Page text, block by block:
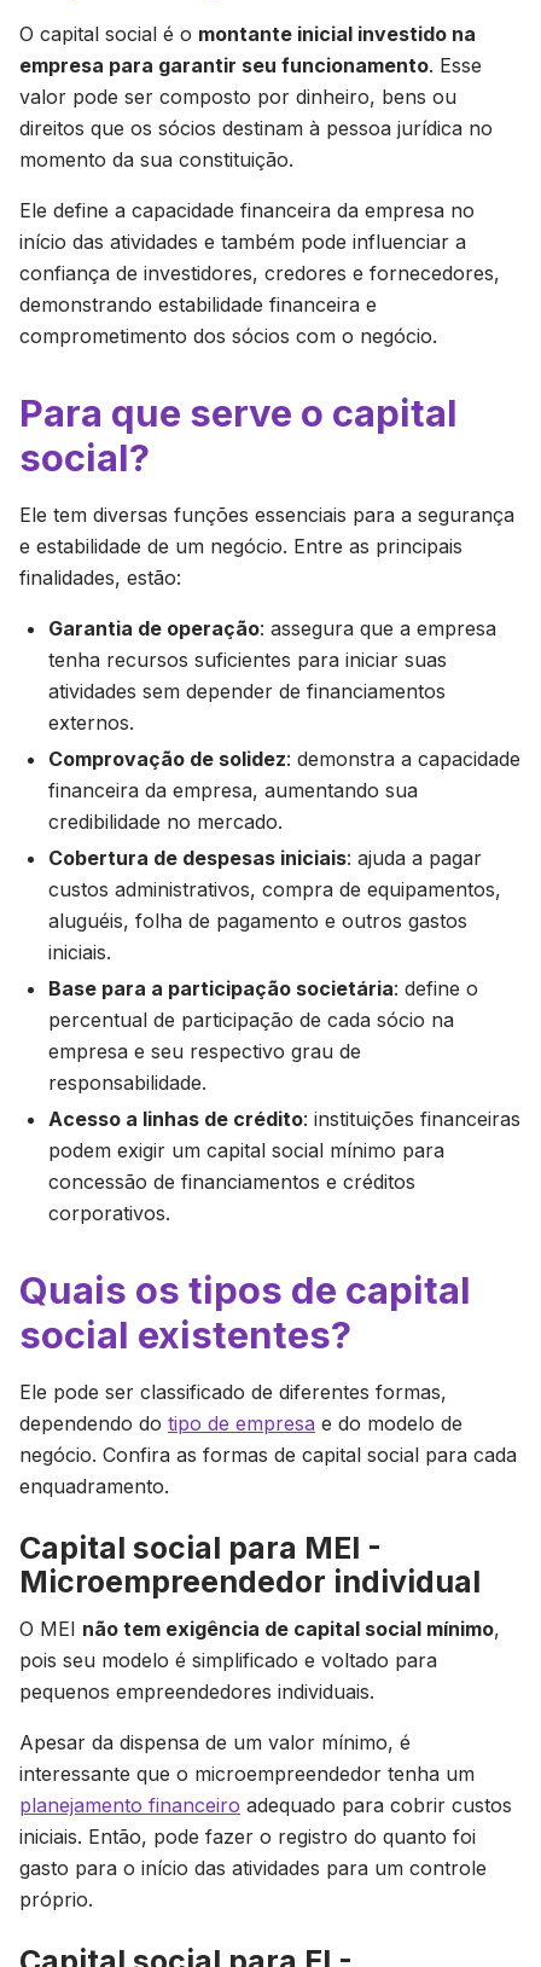
O capital social é o montante inicial investido na
empresa para garantir seu funcionamento. Esse
valor pode ser composto por dinheiro, bens ou
direitos que os sócios destinam à pessoa jurídica no
momento da sua constituição.
Ele define a capacidade financeira da empresa no
início das atividades e também pode influenciar a
confiança de investidores, credores e fornecedores,
demonstrando estabilidade financeira e
comprometimento dos sócios com o negócio.
Para que serve o capital
social?
Ele tem diversas funções essenciais para a segurança
e estabilidade de um negócio. Entre as principais
finalidades, estão:
Garantia de operação: assegura que a empresa
tenha recursos suficientes para iniciar suas
atividades sem depender de financiamentos
externos.
Comprovação de solidez: demonstra a capacidade
financeira da empresa, aumentando sua
credibilidade no mercado.
Cobertura de despesas iniciais: ajuda a pagar
custos administrativos, compra de equipamentos,
aluguéis, folha de pagamento e outros gastos
iniciais.
Base para a participação societária: define o
percentual de participação de cada sócio na
empresa e seu respectivo grau de
responsabilidade.
Acesso a linhas de crédito: instituições financeiras
podem exigir um capital social mínimo para
concessão de financiamentos e créditos
corporativos.
Quais os tipos de capital
social existentes?
Ele pode ser classificado de diferentes formas,
dependendo do tipo de empresa e do modelo de
negócio. Confira as formas de capital social para cada
enquadramento.
Capital social para MEI -
Microempreendedor individual
O MEI não tem exigência de capital social mínimo,
pois seu modelo é simplificado e voltado para
pequenos empreendedores individuais.
Apesar da dispensa de um valor mínimo, é
interessante que o microempreendedor tenha um
planejamento financeiro adequado para cobrir custos
iniciais. Então, pode fazer o registro do quanto foi
gasto para o início das atividades para um controle
próprio.